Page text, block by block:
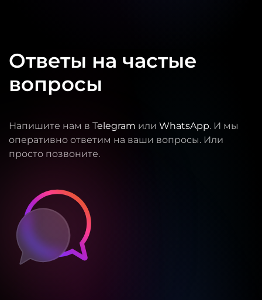
Ответы на частые
вопросы
Напишите нам в Telegram или WhatsApp. И мы
оперативно ответим на ваши вопросы. Или
просто позвоните.